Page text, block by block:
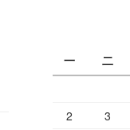
一 二
2
3